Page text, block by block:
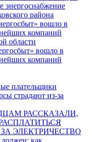
энергоснабжение
района
вошло в
компаний
области
вошло в
компаний
плательщики
страдают из-за
РАССКАЗАЛИ,
ЭЛЕКТРИЧЕСТВО